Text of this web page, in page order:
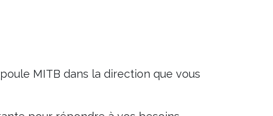
MITB dans la direction que vous